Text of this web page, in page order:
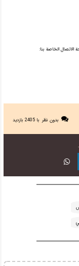
الاتصال الخاصة بنا:
بدون نظر با 2405 بازدید